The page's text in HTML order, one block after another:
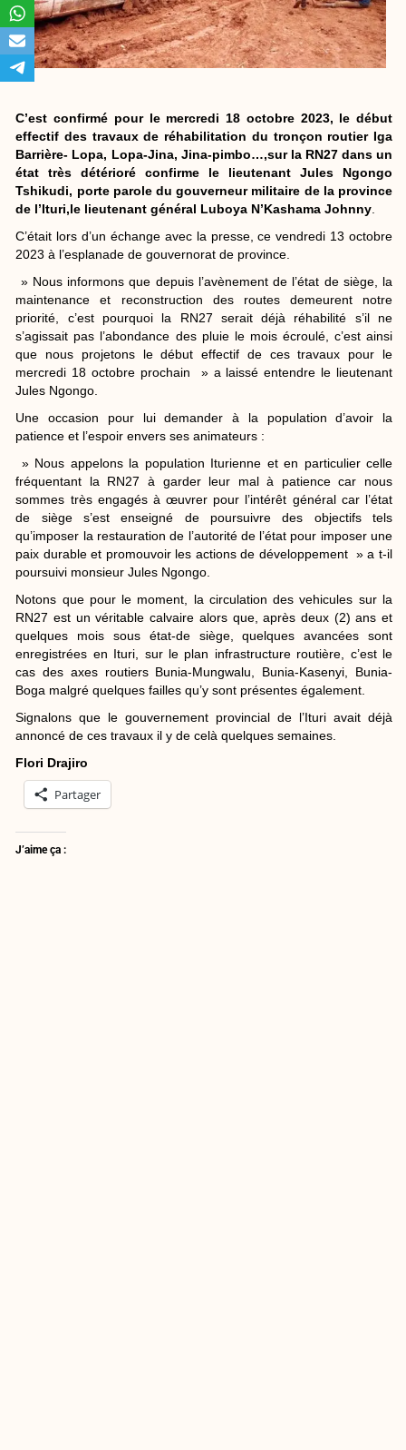
C’est confirmé pour le mercredi 18 octobre 2023, le début
effectif des travaux de réhabilitation du tronçon routier Iga
Barrière- Lopa, Lopa-Jina, Jina-pimbo…,sur la RN27 dans un
état très détérioré confirme le lieutenant Jules Ngongo
Tshikudi, porte parole du gouverneur militaire de la province
de l’Ituri,le lieutenant général Luboya N’Kashama Johnny
C’était lors d’un échange avec la presse, ce vendredi 13 octobre
2023 à l’esplanade de gouvernorat de province.
» Nous informons que depuis l’avènement de l’état de siège, la
maintenance et reconstruction des routes demeurent notre
priorité, c’est pourquoi la RN27 serait déjà réhabilité s’il ne
s’agissait pas l’abondance des pluie le mois écroulé, c’est ainsi
que nous projetons le début effectif de ces travaux pour le
mercredi 18 octobre prochain » a laissé entendre le lieutenant
Jules Ngongo.
Une occasion pour lui demander à la population d’avoir la
patience et l’espoir envers ses animateurs :
» Nous appelons la population Iturienne et en particulier celle
fréquentant la RN27 à garder leur mal à patience car nous
sommes très engagés à œuvrer pour l’intérêt général car l’état
de siège s’est enseigné de poursuivre des objectifs tels
qu’imposer la restauration de l’autorité de l’état pour imposer une
paix durable et promouvoir les actions de développement » a t-il
poursuivi monsieur Jules Ngongo.
Notons que pour le moment, la circulation des vehicules sur la
RN27 est un véritable calvaire alors que, après deux (2) ans et
quelques mois sous état-de siège, quelques avancées sont
enregistrées en Ituri, sur le plan infrastructure routière, c’est le
cas des axes routiers Bunia-Mungwalu, Bunia-Kasenyi, Bunia-
Boga malgré quelques failles qu’y sont présentes également.
Signalons que le gouvernement provincial de l’Ituri avait déjà
annoncé de ces travaux il y de celà quelques semaines.
Flori Drajiro
Partager
J’aime ça :